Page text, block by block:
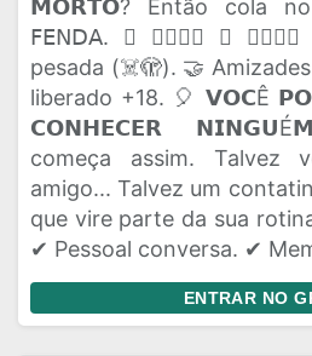
𝗠𝗢𝗥𝗧𝗢? Então cola
𝖥𝖤𝖭𝖣𝖠. 🫟 𝗔𝗤𝗨𝗜 𝗢 𝗣𝗔𝗣𝗢
pesada (☠️🫣). 🤝
liberado +18. 🎈 𝗩𝗢𝗖Ê
𝗖𝗢𝗡𝗛𝗘𝗖𝗘𝗥
começa assim. Talvez
amigo... Talvez um
que vire parte da sua
✔ Pessoal conversa. ✔
ENTRAR NO